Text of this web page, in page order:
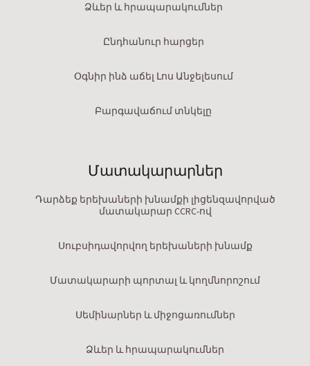
Ձևեր և հրապարակումներ
Ընդհանուր հարցեր
Օգնիր ինձ աճել Լոս Անջելեսում
Բարգավաճում տնկելը
Մատակարարներ
Դարձեք երեխաների խնամքի լիցենզավորված
մատակարար CCRC-ով
Սուբսիդավորվող երեխաների խնամք
Մատակարարի պորտալ և կողմնորոշում
Սեմինարներ և միջոցառումներ
Ձևեր և հրապարակումներ